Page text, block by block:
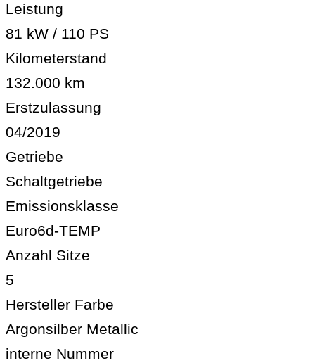
Leistung
81 kW / 110 PS
Kilometerstand
132.000 km
Erstzulassung
04/2019
Getriebe
Schaltgetriebe
Emissionsklasse
Euro6d-TEMP
Anzahl Sitze
5
Hersteller Farbe
Argonsilber Metallic
interne Nummer